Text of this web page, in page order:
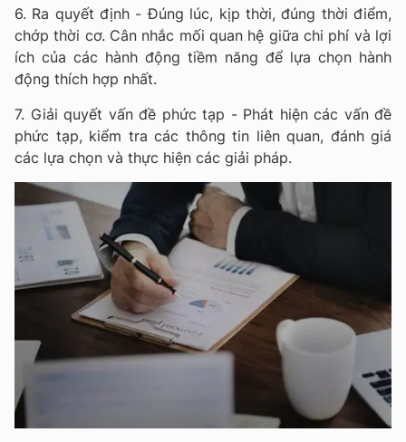
6. Ra quyết định - Đúng lúc, kịp thời, đúng thời điểm,
chớp thời cơ. Cân nhắc mối quan hệ giữa chi phí và lợi
ích của các hành động tiềm năng để lựa chọn hành
động thích hợp nhất.
7. Giải quyết vấn đề phức tạp - Phát hiện các vấn đề
phức tạp, kiểm tra các thông tin liên quan, đánh giá
các lựa chọn và thực hiện các giải pháp.